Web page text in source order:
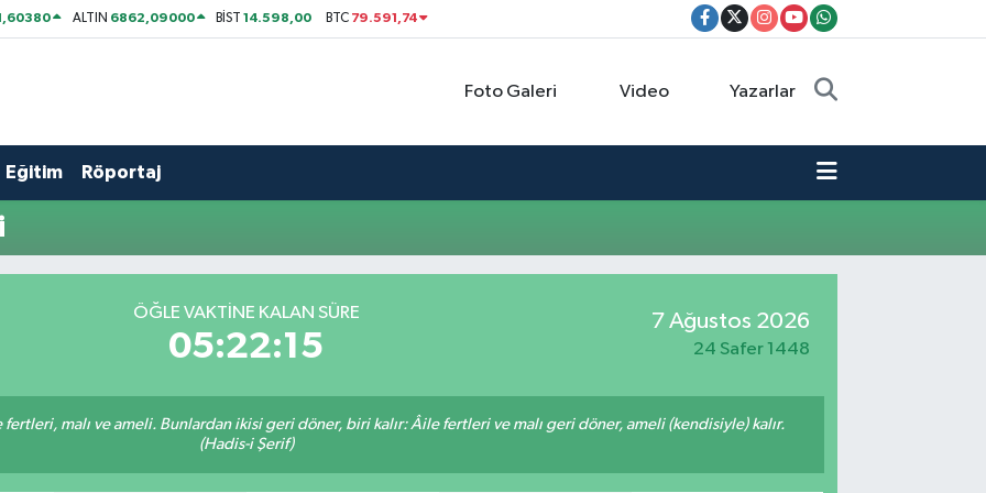
ALTIN 6862,09000 BİST14.598,00 BTC 79.591,74
Foto Galeri Video Yazarlar
Eğitim Röportaj
ÖĞLE VAKTİNE KALAN SÜRE
05:22:15
7 Ağustos 2026
24 Safer 1448
malı ve ameli. Bunlardan ikisi geri döner, biri kalır: Âile fertleri ve malı geri döner, ameli (kendisiyle) kalır.
(Hadis-i Şerif)